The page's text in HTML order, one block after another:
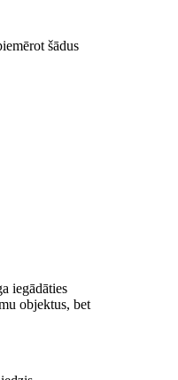
šādus
iegādāties
objektus, bet